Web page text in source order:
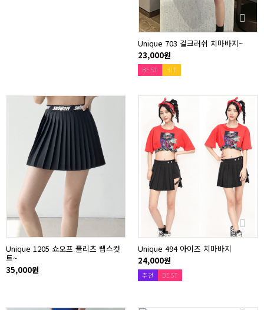
Unique 703 걸크러쉬 치마바지~
23,000원
BEST HIT
Unique 1205 쇼오프 플리츠 랩스컷
트~
35,000원
Unique 494 아이즈 치마바지
24,000원
추천 BEST